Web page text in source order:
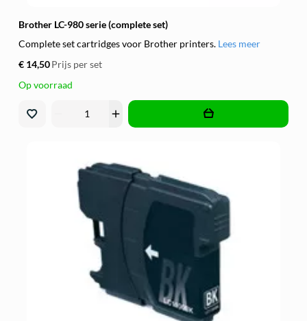
Brother LC-980 serie (complete set)
Complete set cartridges voor Brother printers. Lees meer
€ 14,50Prijs per set
Op voorraad
add